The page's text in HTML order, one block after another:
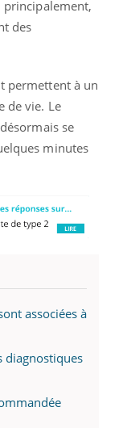
principalement,
des
permettent à un
de vie. Le
se
minutes
associées à
diagnostiques